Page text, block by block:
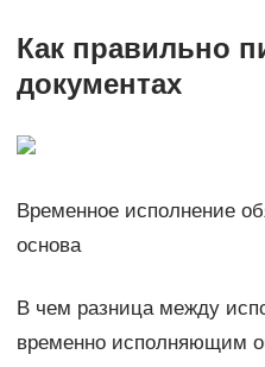
Как правильно
документах
Временное исполнение
основа
В чем разница между
временно исполняющим